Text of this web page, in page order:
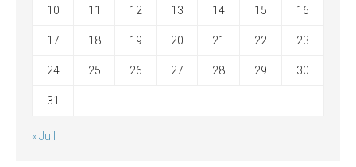
10 11 12 13 14 15 16
17 18 19 20 21 22 23
24 25 26 27 28 29 30
31
« Juil